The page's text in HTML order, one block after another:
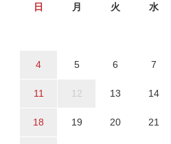
日 月 火 水
4 5 6 7
11 12 13 14
18 19 20 21